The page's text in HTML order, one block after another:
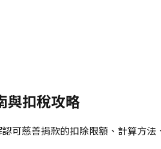
與扣稅攻略
可慈善捐款的扣除限額、計算方法